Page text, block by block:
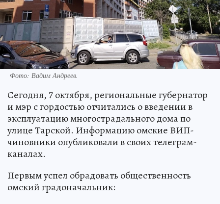
Фото: Вадим Андреев.
Сегодня, 7 октября, региональные губернатор
и мэр с гордостью отчитались о введении в
эксплуатацию многострадального дома по
улице Тарской. Информацию омские ВИП-
чиновники опубликовали в своих телеграм-
каналах.
Первым успел обрадовать общественность
омский градоначальник: